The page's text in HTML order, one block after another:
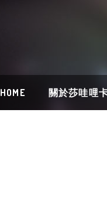
HOME 關於莎哇哩